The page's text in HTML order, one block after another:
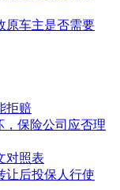
原车主是否需要
拒赔
，保险公司应否理
对照表
让后投保人行使